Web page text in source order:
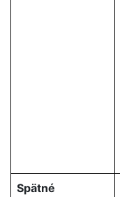
Spätné